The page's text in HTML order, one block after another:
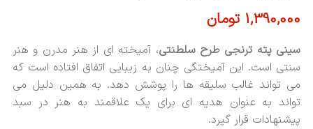
1,390,000 تومان
سینی پته ترنجی طرح سلطنتی، آمیخته ای از هنر مدرن و هنر
سنتی است. این آمیختگی چنان به زیبایی اتفاق افتاده است که
می تواند غالب سلیقه ها را پوشش دهد. به همین دلیل می
تواند به عنوان هدیه ای برای یک علاقمند به هنر در سبد
پیشنهادات قرار گیرد.